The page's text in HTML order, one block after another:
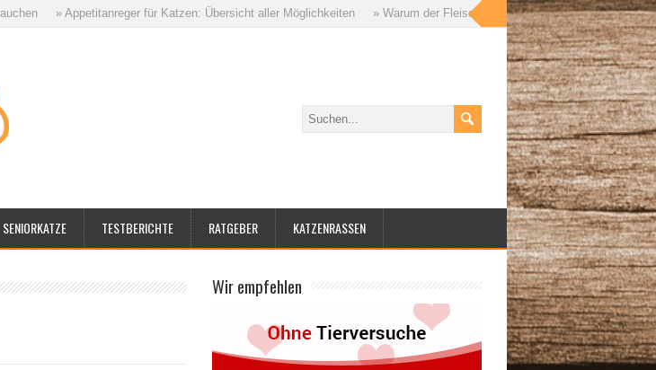
» Appetitanreger für Katzen: Übersicht aller Möglichkeiten » Warum der Fleischanteil im Katzenfutter so wichtig ist –
SENIORKATZE TESTBERICHTE RATGEBER KATZENRASSEN
Wir empfehlen